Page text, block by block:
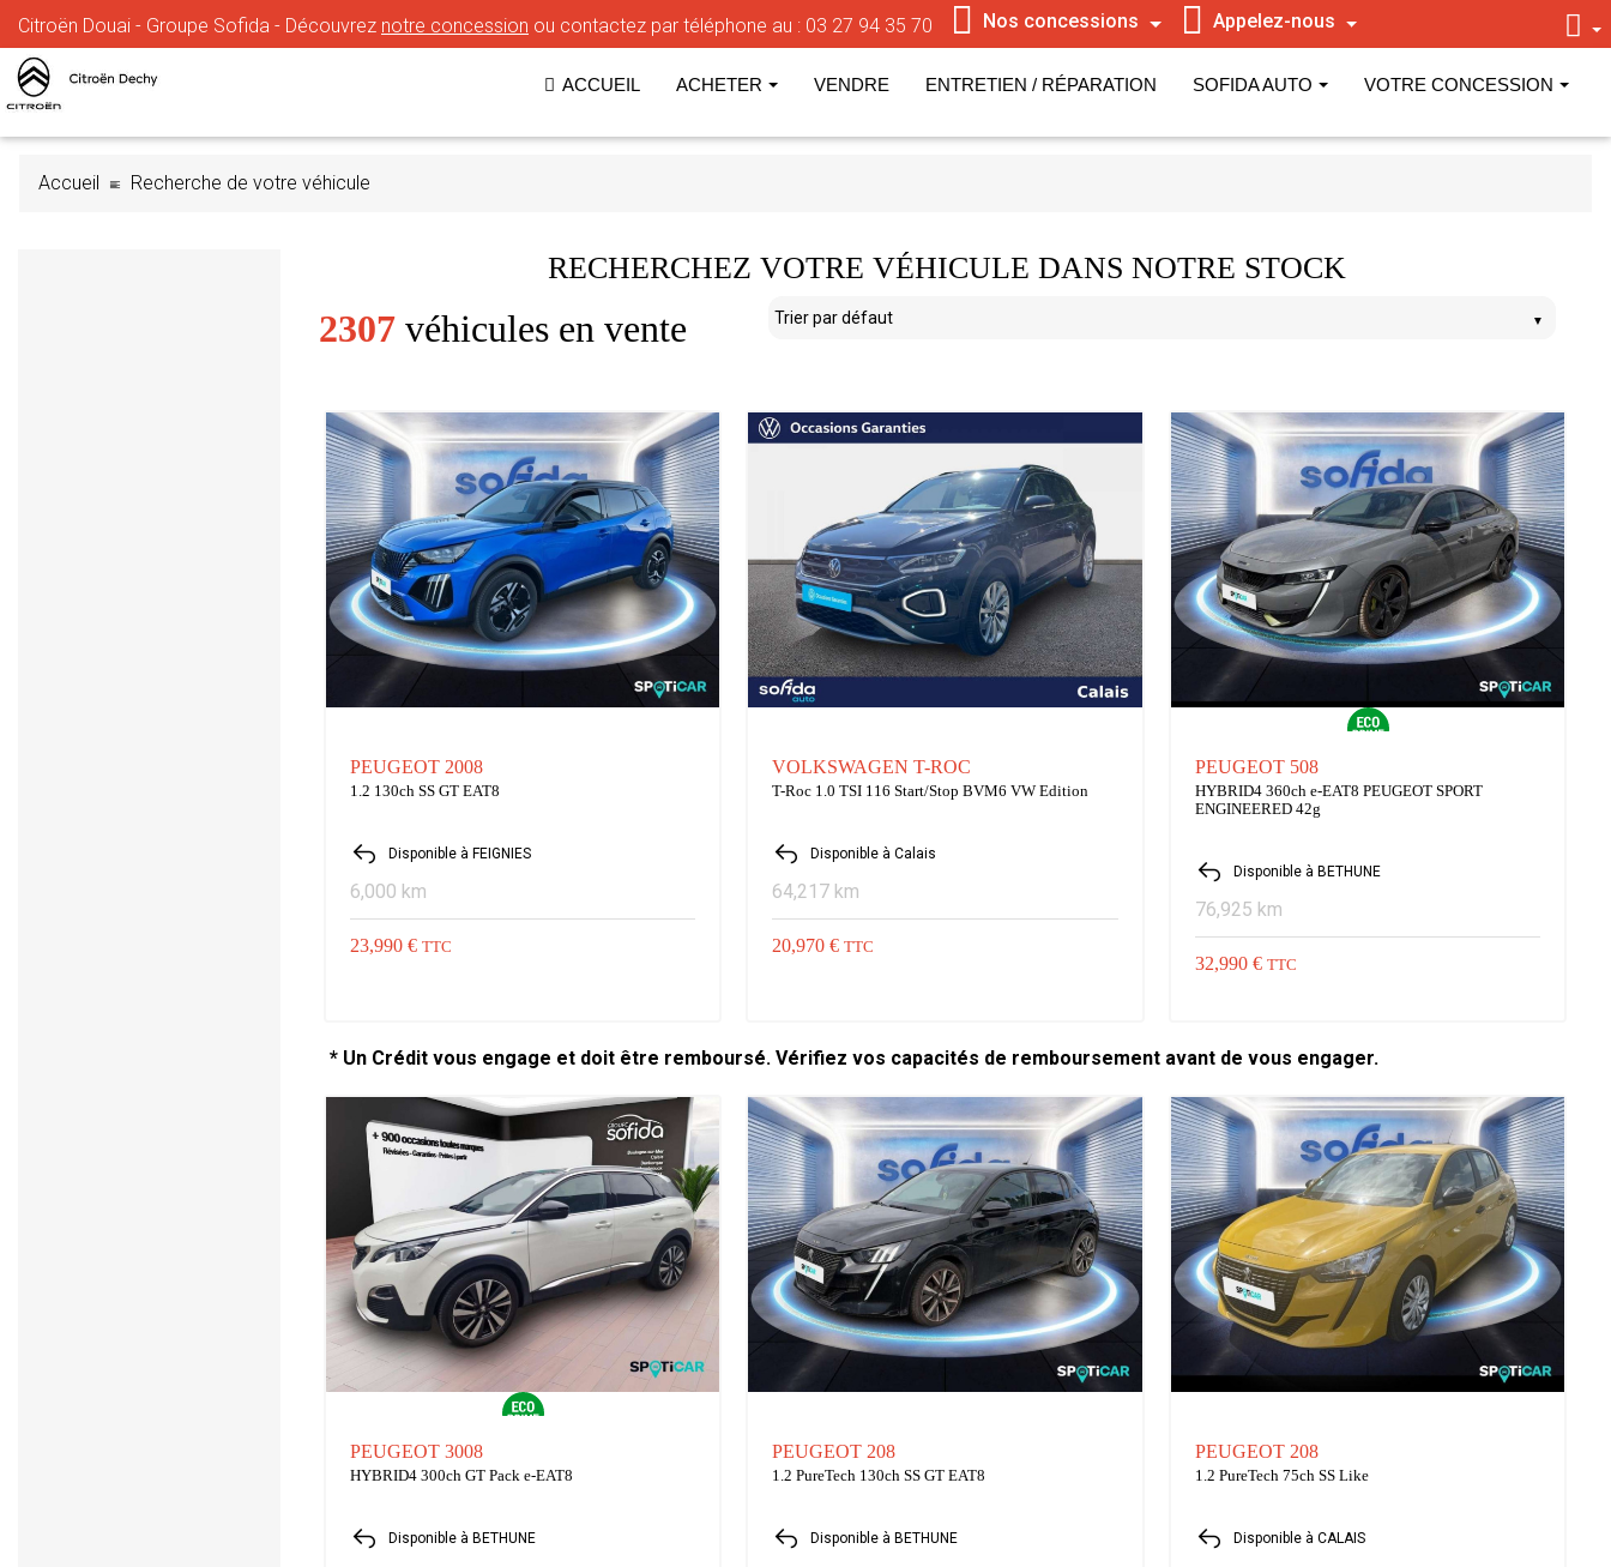
Citroën Douai - Groupe Sofida - Découvrez notre concession ou contactez par téléphone au : 03 27 94 35 70 Nos concessions Appelez-nous
ACCUEIL ACHETER VENDRE ENTRETIEN / RÉPARATION SOFIDA AUTO VOTRE CONCESSION
Accueil Recherche de votre véhicule
RECHERCHEZ VOTRE VÉHICULE DANS NOTRE STOCK
2307 véhicules en vente ▼
PEUGEOT 2008
1.2 130ch SS GT EAT8
Disponible à FEIGNIES
6,000 km
23,990 € TTC
VOLKSWAGEN T-ROC
T-Roc 1.0 TSI 116 Start/Stop BVM6 VW Edition
Disponible à Calais
64,217 km
20,970 €TTC
PEUGEOT 508
HYBRID4 360ch e-EAT8 PEUGEOT SPORT
ENGINEERED 42g
Disponible à BETHUNE
76,925 km
32,990 € TTC
* Un Crédit vous engage et doit être remboursé. Vérifiez vos capacités de remboursement avant de vous engager.
PEUGEOT 3008
HYBRID4 300ch GT Pack e-EAT8
Disponible à BETHUNE
PEUGEOT 208
1.2 PureTech 130ch SS GT EAT8
Disponible à BETHUNE
PEUGEOT 208
1.2 PureTech 75ch SS Like
Disponible à CALAIS